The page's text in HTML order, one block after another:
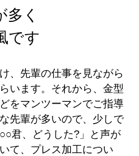
く
です
、先輩の仕事を見ながら
います。それから、金型
をマンツーマンでご指導
先輩が多いので、少しで
君、どうした?」と声が
て、プレス加工につい